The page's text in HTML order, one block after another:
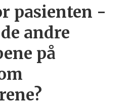
pasienten -
andre
på